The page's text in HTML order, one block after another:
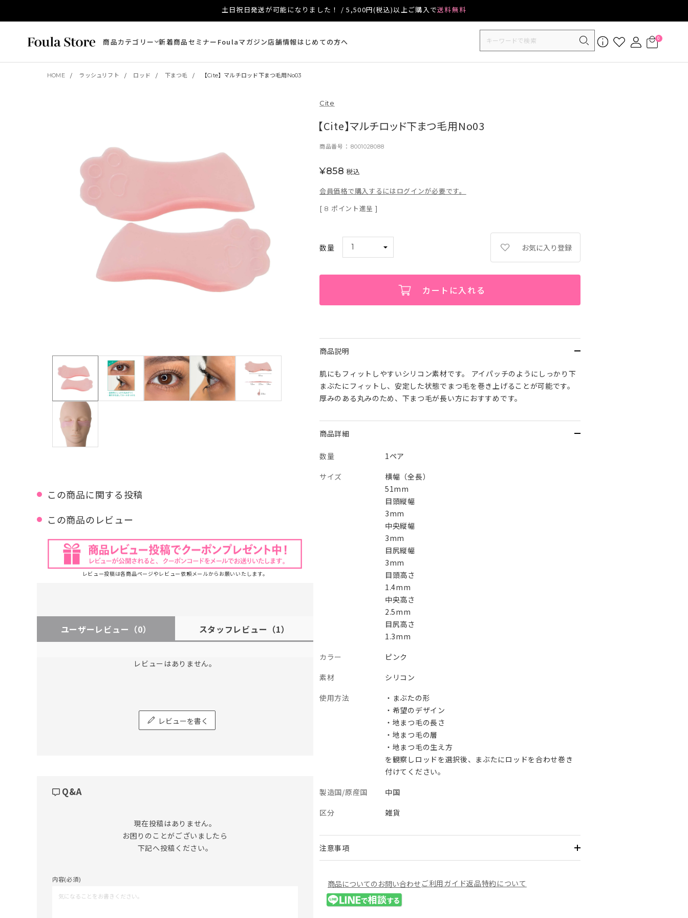
土日祝日発送が可能になりました！ / 5,500円(税込)以上ご購入で送料無料
商品カテゴリー 新着商品セミナー Foulaマガジン店舗情報はじめての方へ 0
HOME ラッシュリフト ロッド 下まつ毛 【Cite】マルチロッド下まつ毛用No03
この商品に関する投稿
この商品のレビュー
レビュー投稿は各商品ページやレビュー依頼メールからお願いいたします。
ユーザーレビュー （0） スタッフレビュー （1）
レビューはありません。
レビューを書く
Q&A
現在投稿はありません。
お困りのことがございましたら
下記へ投稿ください。
内容(必須)
Cite
【Cite】マルチロッド下まつ毛用No03
商品番号 8001028088
¥858 税込
会員価格で購入するにはログインが必要です。
[ 8 ポイント進呈 ]
お気に入り登録
カートに入れる
商品説明
肌にもフィットしやすいシリコン素材です。 アイパッチのようにしっかり下
まぶたにフィットし、安定した状態でまつ毛を巻き上げることが可能です。
厚みのある丸みのため、下まつ毛が長い方におすすめです。
商品詳細
数量
1ペア
サイズ
横幅（全長）
51mm
目頭縦幅
3mm
中央縦幅
3mm
目尻縦幅
3mm
目頭高さ
1.4mm
中央高さ
2.5mm
目尻高さ
1.3mm
カラー
ピンク
素材
シリコン
使用方法
・まぶたの形
・希望のデザイン
・地まつ毛の長さ
・地まつ毛の層
・地まつ毛の生え方
を観察しロッドを選択後、まぶたにロッドを合わせ巻き
付けてください。
製造国/原産国
中国
区分
雑貨
注意事項
商品についてのお問い合わせ ご利用ガイド返品特約について